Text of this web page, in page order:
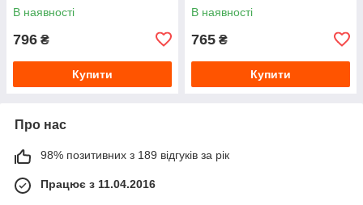
В наявності
796 ₴
Купити
В наявності
765 ₴
Купити
Про нас
98% позитивних з 189 відгуків за рік
Працює з 11.04.2016